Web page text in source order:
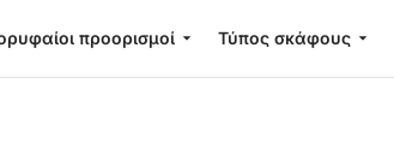
προορισμοί Τύπος σκάφους